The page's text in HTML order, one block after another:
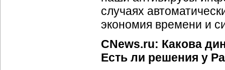
случаях
экономия времени и
CNews.ru: Какова
Есть ли решения у